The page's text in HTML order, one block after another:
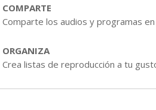
COMPARTE
Comparte los audios y programas
ORGANIZA
Crea listas de reproducción a tu